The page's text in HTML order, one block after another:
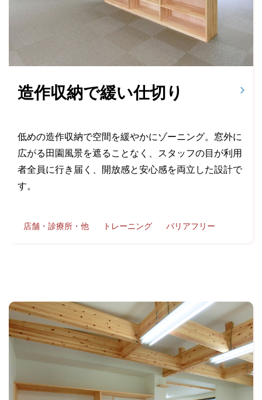
造作収納で緩い仕切り
低めの造作収納で空間を緩やかにゾーニング。窓外に
広がる田園風景を遮ることなく、スタッフの目が利用
者全員に行き届く、開放感と安心感を両立した設計で
す。
店舗・診療所・他 トレーニング バリアフリー